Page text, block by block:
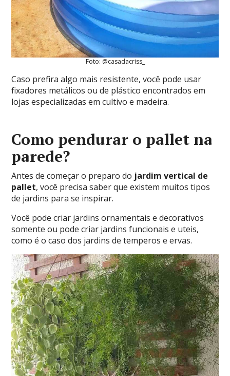
Foto: @casadacriss_
Caso prefira algo mais resistente, você pode usar
fixadores metálicos ou de plástico encontrados em
lojas especializadas em cultivo e madeira.
Como pendurar o pallet na
parede?
Antes de começar o preparo do jardim vertical de
pallet, você precisa saber que existem muitos tipos
de jardins para se inspirar.
Você pode criar jardins ornamentais e decorativos
somente ou pode criar jardins funcionais e uteis,
como é o caso dos jardins de temperos e ervas.